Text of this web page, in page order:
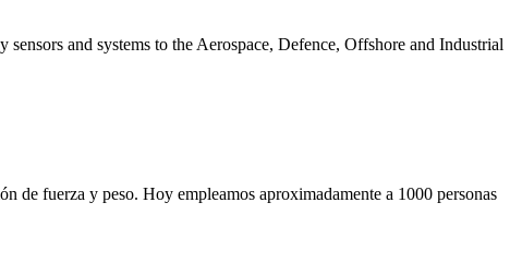
and systems to the Aerospace, Defence, Offshore and Industrial
de fuerza y peso. Hoy empleamos aproximadamente a 1000 personas